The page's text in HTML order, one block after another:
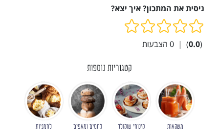
ניסית את המתכון? איך יצא?
(
0.0
)
|
0 הצבעות
קטגוריות נוספות
משקאות קינוחי שוקולד לחמים ומאפים לחמניות